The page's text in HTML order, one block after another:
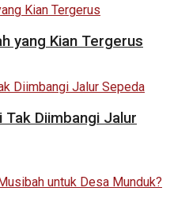
yang Kian Tergerus
Tak Diimbangi Jalur